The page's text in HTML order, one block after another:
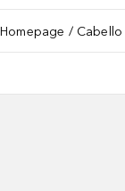
Homepage Cabello